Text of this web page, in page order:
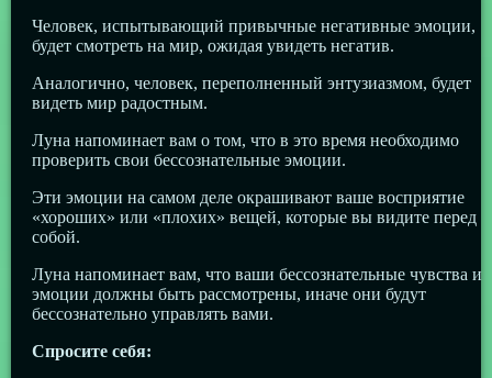
Человек, испытывающий привычные негативные эмоции,
будет смотреть на мир, ожидая увидеть негатив.
Аналогично, человек, переполненный энтузиазмом, будет
видеть мир радостным.
Луна напоминает вам о том, что в это время необходимо
проверить свои бессознательные эмоции.
Эти эмоции на самом деле окрашивают ваше восприятие
«хороших» или «плохих» вещей, которые вы видите перед
собой.
Луна напоминает вам, что ваши бессознательные чувства и
эмоции должны быть рассмотрены, иначе они будут
бессознательно управлять вами.
Спросите себя: